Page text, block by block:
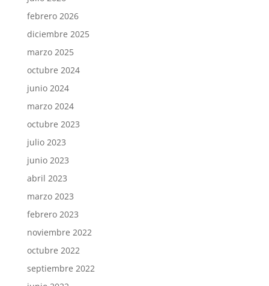
febrero 2026
diciembre 2025
marzo 2025
octubre 2024
junio 2024
marzo 2024
octubre 2023
julio 2023
junio 2023
abril 2023
marzo 2023
febrero 2023
noviembre 2022
octubre 2022
septiembre 2022